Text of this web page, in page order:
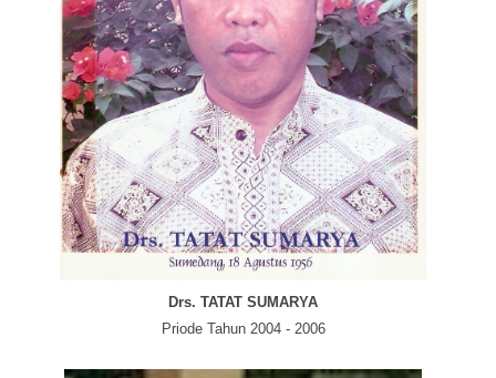
Drs. TATAT SUMARYA
Priode Tahun 2004 - 2006